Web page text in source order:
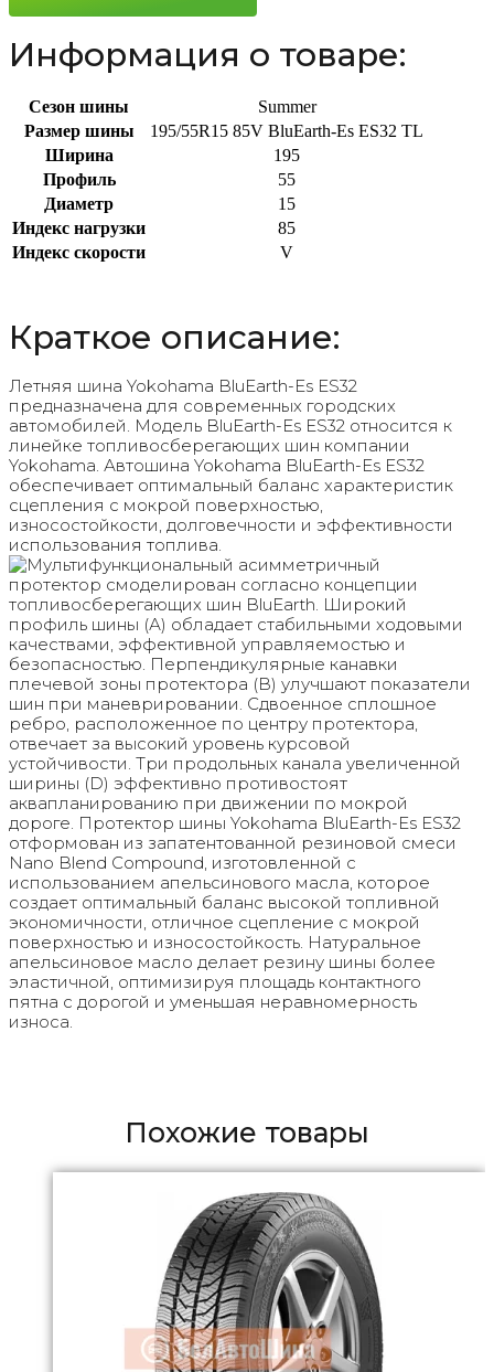
85V
Информация о товаре:
Сезон шины
Summer
Размер шины
195/55R15 85V BluEarth-Es ES32 TL
Ширина
195
Профиль
55
Диаметр
15
Индекс нагрузки
85
Индекс скорости
V
Краткое описание:
Летняя шина Yokohama BluEarth-Es ES32
предназначена для современных городских
автомобилей. Модель BluEarth-Es ES32 относится к
линейке топливосберегающих шин компании
Yokohama. Автошина Yokohama BluEarth-Es ES32
обеспечивает оптимальный баланс характеристик
сцепления с мокрой поверхностью,
износостойкости, долговечности и эффективности
использования топлива.
Мультифункциональный асимметричный
протектор смоделирован согласно концепции
топливосберегающих шин BluEarth. Широкий
профиль шины (А) обладает стабильными ходовыми
качествами, эффективной управляемостью и
безопасностью. Перпендикулярные канавки
плечевой зоны протектора (B) улучшают показатели
шин при маневрировании. Сдвоенное сплошное
ребро, расположенное по центру протектора,
отвечает за высокий уровень курсовой
устойчивости. Три продольных канала увеличенной
ширины (D) эффективно противостоят
аквапланированию при движении по мокрой
дороге. Протектор шины Yokohama BluEarth-Es ES32
отформован из запатентованной резиновой смеси
Nano Blend Compound, изготовленной с
использованием апельсинового масла, которое
создает оптимальный баланс высокой топливной
экономичности, отличное сцепление с мокрой
поверхностью и износостойкость. Натуральное
апельсиновое масло делает резину шины более
эластичной, оптимизируя площадь контактного
пятна с дорогой и уменьшая неравномерность
износа.
Похожие товары